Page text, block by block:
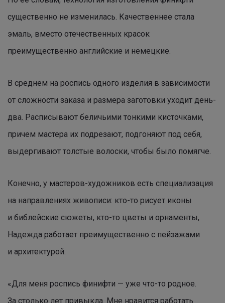
существенно не изменилась. Качественнее стала
эмаль, вместо отечественных красок
преимущественно английские и немецкие.
В среднем на роспись одного изделия в зависимости
от сложности заказа и размера заготовки уходит день-
два. Расписывают беличьими тонкими кисточками,
причем мастера их подрезают, подгоняют под себя,
выдергивают толстые волоски, чтобы было помягче.
Конечно, у мастеров-художников есть специализация
на направлениях живописи: кто-то рисует иконы
и библейские сюжеты, кто-то цветы и орнаменты,
Надежда работает преимущественно с пейзажами
и архитектурой.
«Для меня роспись финифти — уже что-то родное.
За столько лет привыкла. Мне нравится работать